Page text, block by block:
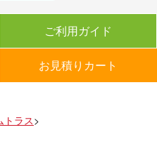
ご利用ガイド
お見積りカート
トラス>